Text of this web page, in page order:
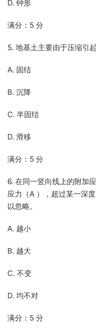
D. 钟形
满分：5 分
5. 地基土主要由于压缩引
A. 固结
B. 沉降
C. 半固结
D. 滑移
满分：5 分
6. 在同一竖向线上的附加
应力（A ），超过某一深
以忽略。
A. 越小
B. 越大
C. 不变
D. 均不对
满分：5 分